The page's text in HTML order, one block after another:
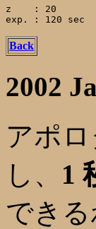
z    : 20
Back
2002
アポ
し、 1
でき